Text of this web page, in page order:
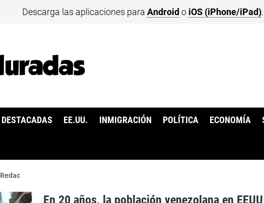
Descarga las aplicaciones para Android o iOS (iPhone/iPad)
DESTACADAS EE.UU. INMIGRACIÓN POLÍTICA ECONOMÍA
Redac
En 20 años, la población venezolana en EEUU